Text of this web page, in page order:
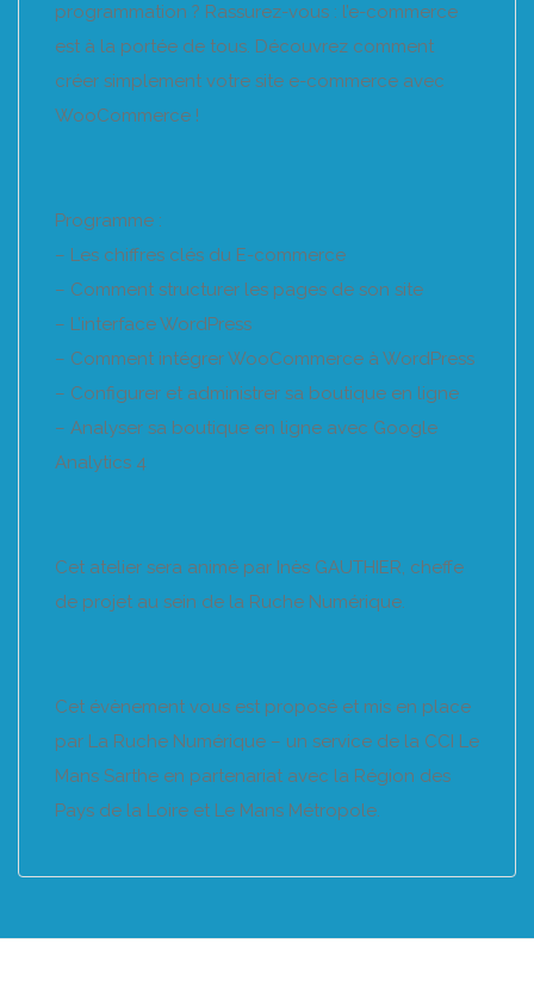
programmation ? Rassurez-vous : l’e-commerce
est à la portée de tous. Découvrez comment
créer simplement votre site e-commerce avec
WooCommerce !
Programme :
– Les chiffres clés du E-commerce
– Comment structurer les pages de son site
– L’interface WordPress
– Comment intégrer WooCommerce à WordPress
– Configurer et administrer sa boutique en ligne
– Analyser sa boutique en ligne avec Google
Analytics 4
Cet atelier sera animé par Inès GAUTHIER, cheffe
de projet au sein de la Ruche Numérique.
Cet évènement vous est proposé et mis en place
par La Ruche Numérique – un service de la CCI Le
Mans Sarthe en partenariat avec la Région des
Pays de la Loire et Le Mans Métropole.